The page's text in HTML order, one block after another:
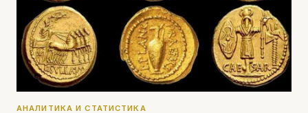
АНАЛИТИКА И СТАТИСТИКА